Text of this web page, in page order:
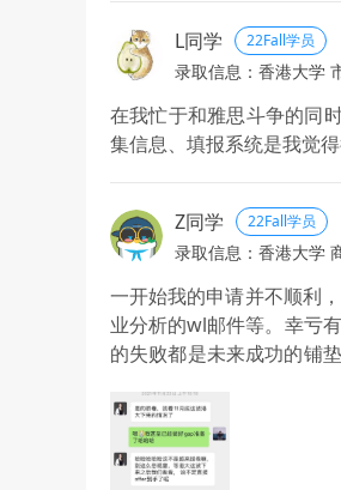
L同学 22Fall学员
录取信息：香港大学
在我忙于和雅思斗争的同
集信息、填报系统是我觉
Z同学 22Fall学员
录取信息：香港大学
一开始我的申请并不顺利
业分析的wl邮件等。幸亏
的失败都是未来成功的铺
期的申请结果不会差到哪